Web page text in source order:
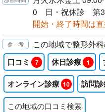
0 日・祝休診 第3
開始・終了時間は
この地域で整形外
口コミ 7 休日診療 1
オンライン診療 10 訪問
この地域の口コミ検索